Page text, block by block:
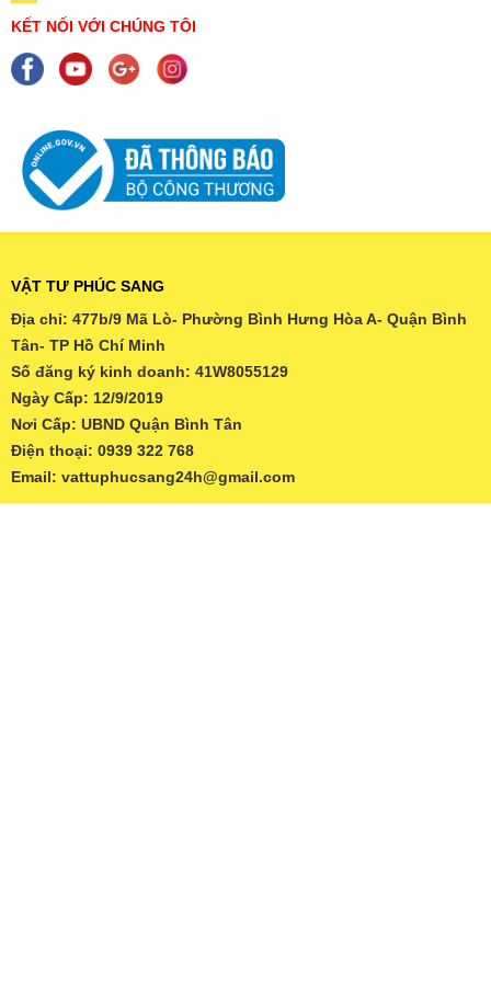
KẾT NỐI VỚI CHÚNG TÔI
VẬT TƯ PHÚC SANG
Địa chỉ: 477b/9 Mã Lò- Phường Bình Hưng Hòa A- Quận Bình
Tân- TP Hồ Chí Minh
Số đăng ký kinh doanh: 41W8055129
Ngày Cấp: 12/9/2019
Nơi Cấp: UBND Quận Bình Tân
Điện thoại: 0939 322 768
Email: vattuphucsang24h@gmail.com